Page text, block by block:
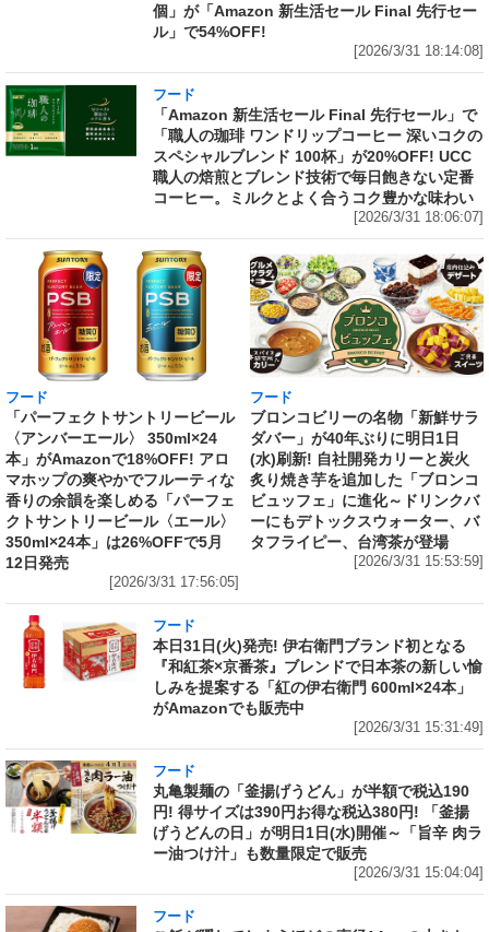
個」が「Amazon 新生活セール Final 先行セー
ル」で54%OFF!
[2026/3/31 18:14:08]
フード
「Amazon 新生活セール Final 先行セール」で
「職人の珈琲 ワンドリップコーヒー 深いコクの
スペシャルブレンド 100杯」が20%OFF! UCC
職人の焙煎とブレンド技術で毎日飽きない定番
コーヒー。ミルクとよく合うコク豊かな味わい
[2026/3/31 18:06:07]
フード
「パーフェクトサントリービール
〈アンバーエール〉 350ml×24
本」がAmazonで18%OFF! アロ
マホップの爽やかでフルーティな
香りの余韻を楽しめる「パーフェ
クトサントリービール〈エール〉
350ml×24本」は26%OFFで5月
12日発売
[2026/3/31 17:56:05]
フード
ブロンコビリーの名物「新鮮サラ
ダバー」が40年ぶりに明日1日
(水)刷新! 自社開発カリーと炭火
炙り焼き芋を追加した「ブロンコ
ビュッフェ」に進化～ドリンクバ
ーにもデトックスウォーター、バ
タフライピー、台湾茶が登場
[2026/3/31 15:53:59]
フード
本日31日(火)発売! 伊右衛門ブランド初となる
『和紅茶×京番茶』ブレンドで日本茶の新しい愉
しみを提案する「紅の伊右衛門 600ml×24本」
がAmazonでも販売中
[2026/3/31 15:31:49]
フード
丸亀製麺の「釜揚げうどん」が半額で税込190
円! 得サイズは390円お得な税込380円! 「釜揚
げうどんの日」が明日1日(水)開催～「旨辛 肉ラ
ー油つけ汁」も数量限定で販売
[2026/3/31 15:04:04]
フード